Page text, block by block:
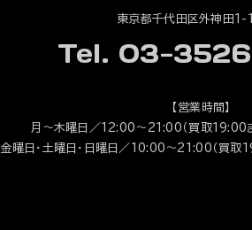
東京都千代田区外神田
Tel. 03-
【営業時間】
月～木曜日／12:00～21:00（買取19:00
金曜日・土曜日・日曜日／10:00～21:00（買